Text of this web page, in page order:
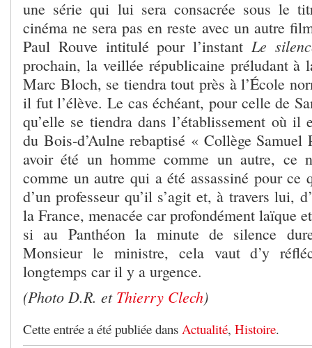
une série qui lui sera consacrée sous le
cinéma ne sera pas en reste avec un autre
Paul Rouve intitulé pour l’instant Le
prochain, la veillée républicaine préludant à
Marc Bloch, se tiendra tout près à l’École
il fut l’élève. Le cas échéant, pour celle de
qu’elle se tiendra dans l’établissement où il
du Bois-d’Aulne rebaptisé « Collège
avoir été un homme comme un autre, ce
comme un autre qui a été assassiné pour ce
d’un professeur qu’il s’agit et, à travers lui,
la France, menacée car profondément laïque
si au Panthéon la minute de silence
Monsieur le ministre, cela vaut d’y
longtemps car il y a urgence.
(Photo D.R. et Thierry Clech)
Cette entrée a été publiée dans Actualité, Histoire.